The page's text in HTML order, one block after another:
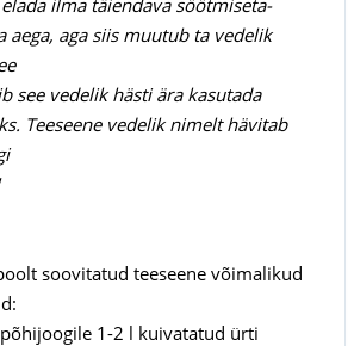
aega, aga siis muutub ta vedelik
see vedelik hästi ära kasutada
Teeseene vedelik nimelt hävitab
soovitatud teeseene võimalikud
põhijoogile 1-2 l kuivatatud ürti